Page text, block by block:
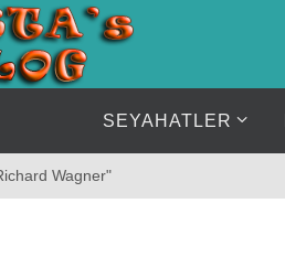
SEYAHATLER
Wagner"